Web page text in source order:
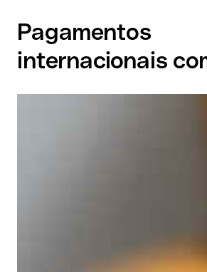
Pagamentos
internacionais